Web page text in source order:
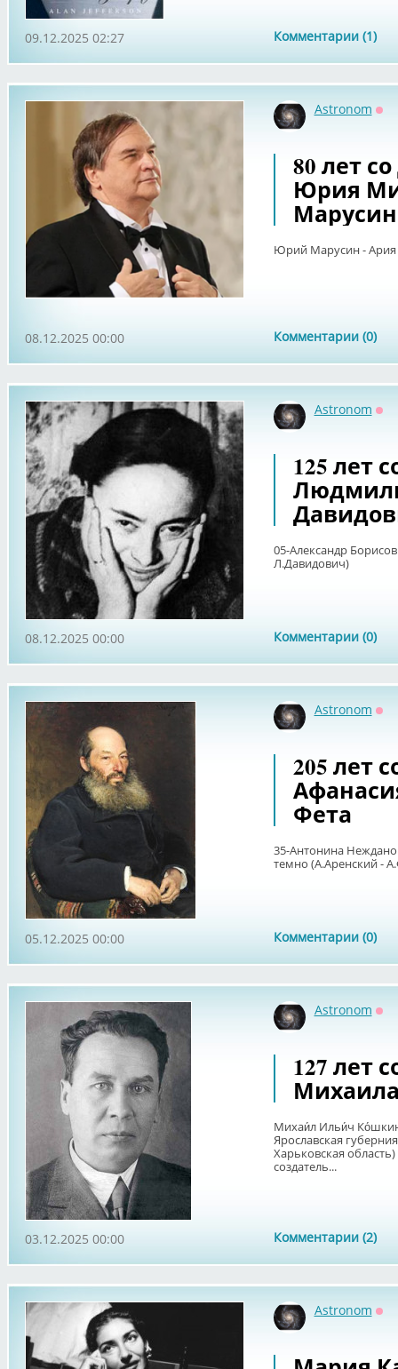
Комментарии (1)
09.12.2025 02:27
Astronom
80 лет
Юрия
Юрий Марусин - Ария
Комментарии (0)
08.12.2025 00:00
Astronom
125 лет
05-Александр
Л.Давидович)
Комментарии (0)
08.12.2025 00:00
Astronom
205 лет
Фета
35-Антонина
темно (А.Аренский -
Комментарии (0)
05.12.2025 00:00
Astronom
127 лет
Михаи́л Ильи́ч
Ярославская
Харьковская
создатель...
Комментарии (2)
03.12.2025 00:00
Astronom